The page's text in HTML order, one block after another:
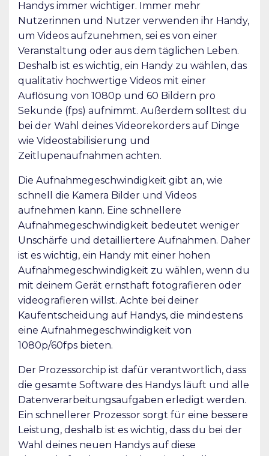
Handys immer wichtiger. Immer mehr
Nutzerinnen und Nutzer verwenden ihr Handy,
um Videos aufzunehmen, sei es von einer
Veranstaltung oder aus dem täglichen Leben.
Deshalb ist es wichtig, ein Handy zu wählen, das
qualitativ hochwertige Videos mit einer
Auflösung von 1080p und 60 Bildern pro
Sekunde (fps) aufnimmt. Außerdem solltest du
bei der Wahl deines Videorekorders auf Dinge
wie Videostabilisierung und
Zeitlupenaufnahmen achten.
Die Aufnahmegeschwindigkeit gibt an, wie
schnell die Kamera Bilder und Videos
aufnehmen kann. Eine schnellere
Aufnahmegeschwindigkeit bedeutet weniger
Unschärfe und detailliertere Aufnahmen. Daher
ist es wichtig, ein Handy mit einer hohen
Aufnahmegeschwindigkeit zu wählen, wenn du
mit deinem Gerät ernsthaft fotografieren oder
videografieren willst. Achte bei deiner
Kaufentscheidung auf Handys, die mindestens
eine Aufnahmegeschwindigkeit von
1080p/60fps bieten.
Der Prozessorchip ist dafür verantwortlich, dass
die gesamte Software des Handys läuft und alle
Datenverarbeitungsaufgaben erledigt werden.
Ein schnellerer Prozessor sorgt für eine bessere
Leistung, deshalb ist es wichtig, dass du bei der
Wahl deines neuen Handys auf diese